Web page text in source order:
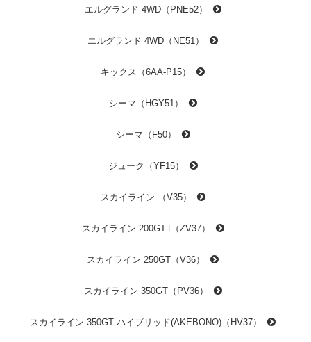
エルグランド 4WD（PNE52）
エルグランド 4WD（NE51）
キックス（6AA-P15）
シーマ（HGY51）
シーマ（F50）
ジューク（YF15）
スカイライン （V35）
スカイライン 200GT-t（ZV37）
スカイライン 250GT（V36）
スカイライン 350GT（PV36）
スカイライン 350GT ハイブリッド(AKEBONO)（HV37）